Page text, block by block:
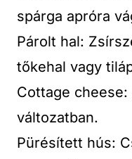
spárga apróra
Párolt hal:
tőkehal vagy
Cottage
változatban.
Pürésített hús: